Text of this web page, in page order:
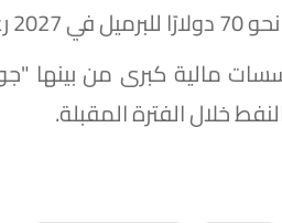
الفائض.
مالية كبرى من بينها
خلال الفترة المقبلة.